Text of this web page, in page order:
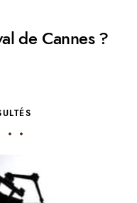
de Cannes ?